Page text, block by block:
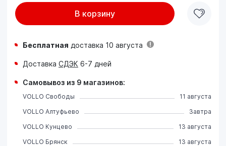
В корзину
Бесплатная доставка 10 августа
Доставка СДЭК 6-7 дней
Самовывоз из 9 магазинов:
VOLLO Свободы
11 августа
VOLLO Алтуфьево
Завтра
VOLLO Кунцево
13 августа
VOLLO Брянск
13 августа